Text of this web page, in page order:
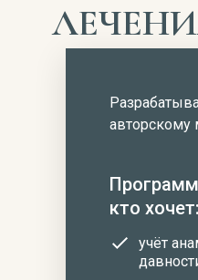
кто хочет:
учёт